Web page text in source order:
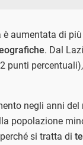
aumentata di
. Dal
punti
negli anni
popolazione
si tratta di